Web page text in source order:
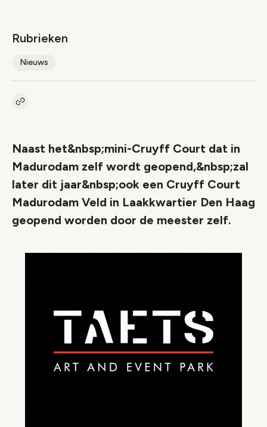
Rubrieken
Nieuws
Kopieer link naar artikel
Naast het&nbsp;mini-Cruyff Court dat in
Madurodam zelf wordt geopend,&nbsp;zal
later dit jaar&nbsp;ook een Cruyff Court
Madurodam Veld in Laakkwartier Den Haag
geopend worden door de meester zelf.